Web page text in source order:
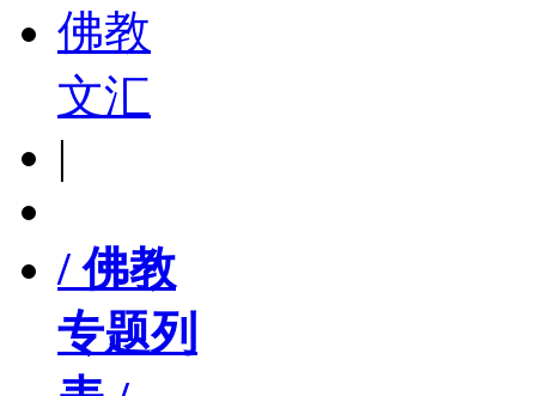
佛教
文汇
|
/ 佛教
专题列